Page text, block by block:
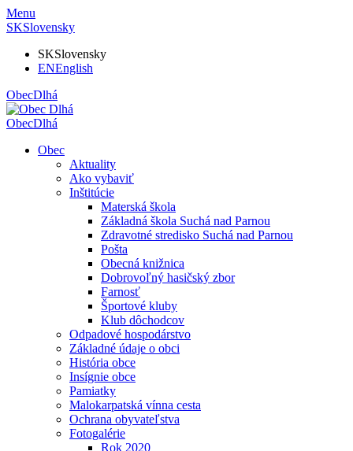
Menu
SKSlovensky
SKSlovensky
ENEnglish
ObecDlhá
ObecDlhá
Obec
Aktuality
Ako vybaviť
Inštitúcie
Materská škola
Základná škola Suchá nad Parnou
Zdravotné stredisko Suchá nad Parnou
Pošta
Obecná knižnica
Dobrovoľný hasičský zbor
Farnosť
Športové kluby
Klub dôchodcov
Odpadové hospodárstvo
Základné údaje o obci
História obce
Insígnie obce
Pamiatky
Malokarpatská vínna cesta
Ochrana obyvateľstva
Fotogalérie
Rok 2020